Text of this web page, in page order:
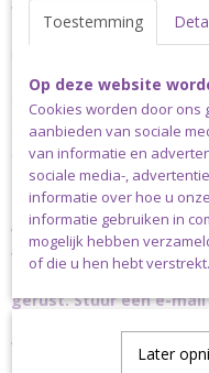
waardoor het gebruikte
gerecycled en hergebruikt.
2.50-3.50mm. Een bol
een looplengte van 125
Scheepjes Catona is
enkele basiskleuren zijn
gram. Scheepjes Catona
daarin cutie pie
Wij hebben nog niet alle
voorraad, maar onze
gerust. Stuur een e-
Verzending
Toestemming
Op deze website
Cookies worden door
aanbieden van sociale
van informatie en
sociale media-,
informatie over hoe u
informatie gebruiken in
mogelijk hebben
of die u hen hebt verstrekt.
Later